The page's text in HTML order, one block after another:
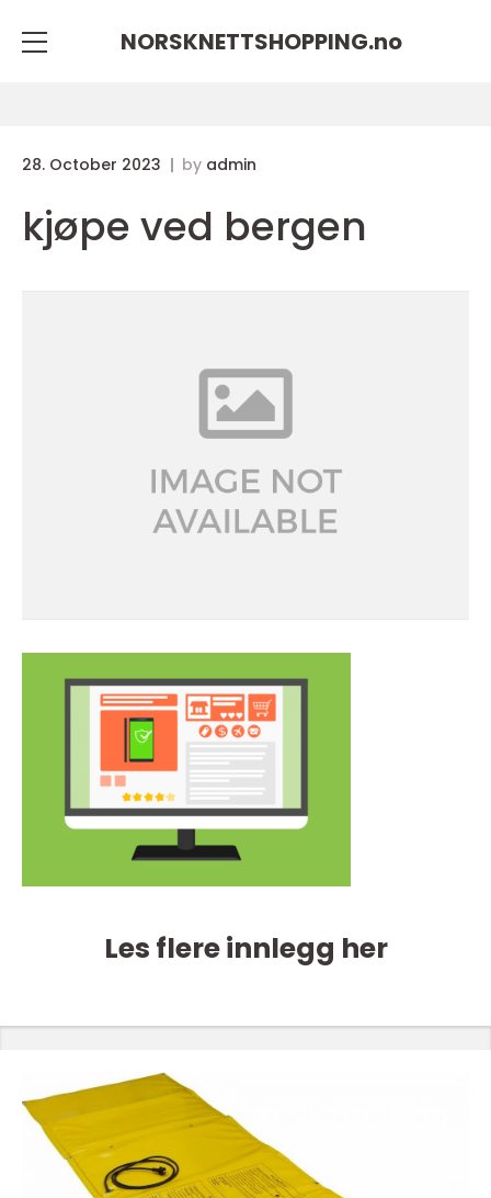
NORSKNETTSHOPPING.no
28. October 2023 by admin
kjøpe ved bergen
Les flere innlegg her